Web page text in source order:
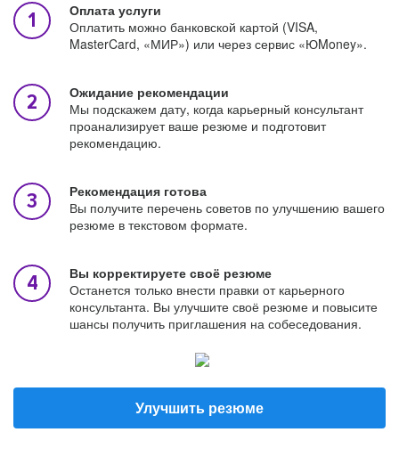
Оплата услуги
Оплатить можно банковской картой (VISA,
MasterCard, «МИР») или через сервис «ЮMoney».
Ожидание рекомендации
Мы подскажем дату, когда карьерный консультант
проанализирует ваше резюме и подготовит
рекомендацию.
Рекомендация готова
Вы получите перечень советов по улучшению вашего
резюме в текстовом формате.
Вы корректируете своё резюме
Останется только внести правки от карьерного
консультанта. Вы улучшите своё резюме и повысите
шансы получить приглашения на собеседования.
Улучшить резюме